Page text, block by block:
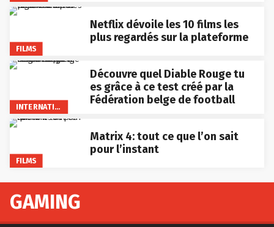
FILMS
Netflix dévoile les 10 films les
plus regardés sur la plateforme
INTERNATIONAL
Découvre quel Diable Rouge tu
es grâce à ce test créé par la
Fédération belge de football
FILMS
Matrix 4: tout ce que l’on sait
pour l’instant
GAMING